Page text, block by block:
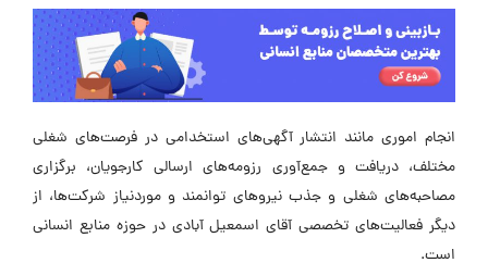
انجام اموری مانند انتشار آگهی‌های استخدامی در فرصت‌های شغلی
مختلف، دریافت و جمع‌آوری رزومه‌های ارسالی کارجویان، برگزاری
مصاحبه‌های شغلی و جذب نیروهای توانمند و موردنیاز شرکت‌ها، از
دیگر فعالیت‌های تخصصی آقای اسمعیل آبادی در حوزه منابع انسانی
است.